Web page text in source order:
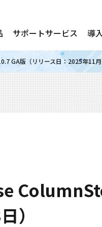
サポートサービス 導
GA版（リリース日：2025年11
）